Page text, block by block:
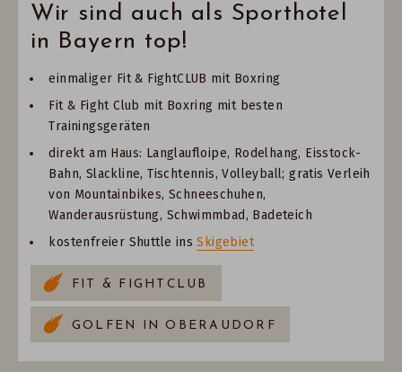
Wir sind auch als Sporthotel
in Bayern top!
einmaliger Fit & FightCLUB mit Boxring
Fit & Fight Club mit Boxring mit besten
Trainingsgeräten
direkt am Haus: Langlaufloipe, Rodelhang, Eisstock-
Bahn, Slackline, Tischtennis, Volleyball; gratis Verleih
von Mountainbikes, Schneeschuhen,
Wanderausrüstung, Schwimmbad, Badeteich
kostenfreier Shuttle insSkigebiet
FIT & FIGHTCLUB
GOLFEN IN OBERAUDORF